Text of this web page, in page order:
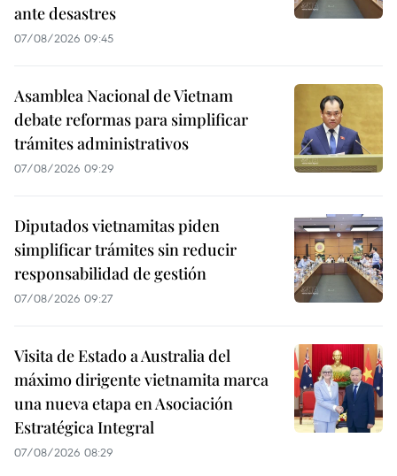
ante desastres
07/08/2026 09:45
Asamblea Nacional de Vietnam
debate reformas para simplificar
trámites administrativos
07/08/2026 09:29
Diputados vietnamitas piden
simplificar trámites sin reducir
responsabilidad de gestión
07/08/2026 09:27
Visita de Estado a Australia del
máximo dirigente vietnamita marca
una nueva etapa en Asociación
Estratégica Integral
07/08/2026 08:29